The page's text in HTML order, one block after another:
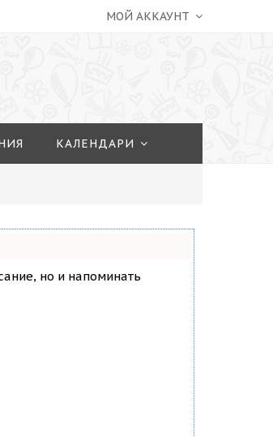
МОЙ АККАУНТ
КАЛЕНДАРИ
но и напоминать